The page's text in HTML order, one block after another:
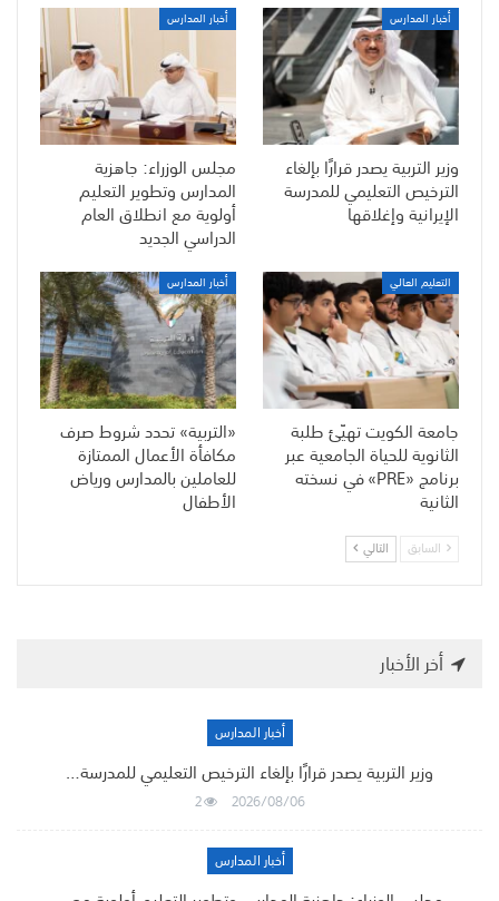
أخبار المدارس
وزير التربية يصدر قرارًا بإلغاء
الترخيص التعليمي للمدرسة
الإيرانية وإغلاقها
أخبار المدارس
مجلس الوزراء: جاهزية
المدارس وتطوير التعليم
أولوية مع انطلاق العام
الدراسي الجديد
التعليم العالي
جامعة الكويت تهيّئ طلبة
الثانوية للحياة الجامعية عبر
برنامج «PRE» في نسخته
الثانية
أخبار المدارس
«التربية» تحدد شروط صرف
مكافأة الأعمال الممتازة
للعاملين بالمدارس ورياض
الأطفال
السابق التالي
أخر الأخبار
أخبار المدارس
وزير التربية يصدر قرارًا بإلغاء الترخيص التعليمي للمدرسة…
2026/08/06
2
أخبار المدارس